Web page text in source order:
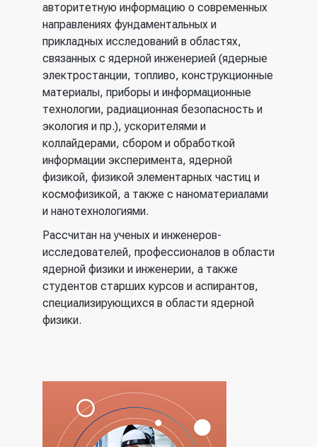
авторитетную информацию о современных
направлениях фундаментальных и
прикладных исследований в областях,
связанных с ядерной инженерией (ядерные
электростанции, топливо, конструкционные
материалы, приборы и информационные
технологии, радиационная безопасность и
экология и пр.), ускорителями и
коллайдерами, сбором и обработкой
информации эксперимента, ядерной
физикой, физикой элементарных частиц и
космофизикой, а также с наноматериалами
и нанотехнологиями.
Рассчитан на ученых и инженеров-
исследователей, профессионалов в области
ядерной физики и инженерии, а также
студентов старших курсов и аспирантов,
специализирующихся в области ядерной
физики.